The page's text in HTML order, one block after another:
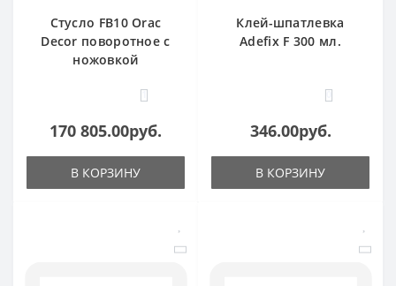
Стусло FB10 Orac
Decor поворотное с
ножовкой
1
170 805.00руб.
В КОРЗИНУ
Клей-шпатлевка
Adefix F 300 мл.
0
346.00руб.
В КОРЗИНУ